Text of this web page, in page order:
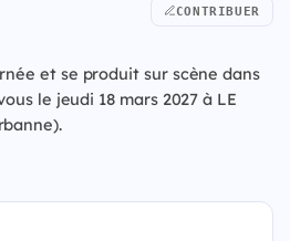
CONTRIBUER
et se produit sur scène dans
le jeudi 18 mars 2027 à LE